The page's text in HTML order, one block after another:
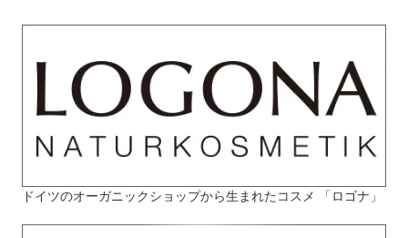
ドイツのオーガニックショップから生まれたコスメ 「ロゴナ」